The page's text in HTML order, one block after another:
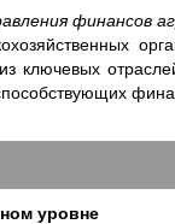
финансов
ключевых
уровне